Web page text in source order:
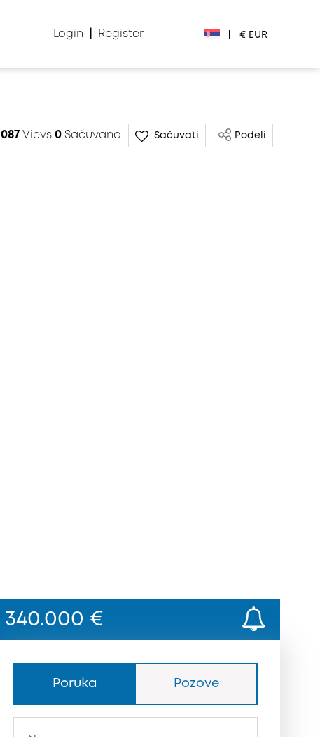
Login Register € EUR
£ GBP
1087Vievs 0Sačuvano Sačuvati Podeli
340.000 €
Poruka Pozove